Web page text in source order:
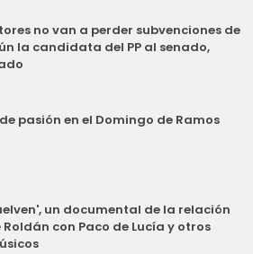
no van a perder subvenciones de
la candidata del PP al senado,
pasión en el Domingo de Ramos
un documental de la relación
Roldán con Paco de Lucía y otros